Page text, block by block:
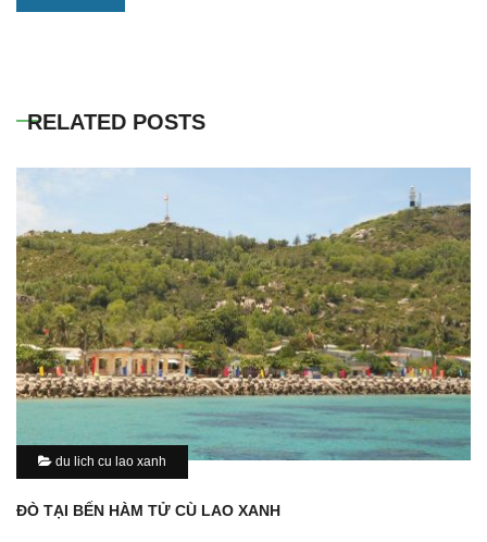
RELATED POSTS
du lich cu lao xanh
ĐÒ TẠI BẾN HÀM TỬ CÙ LAO XANH